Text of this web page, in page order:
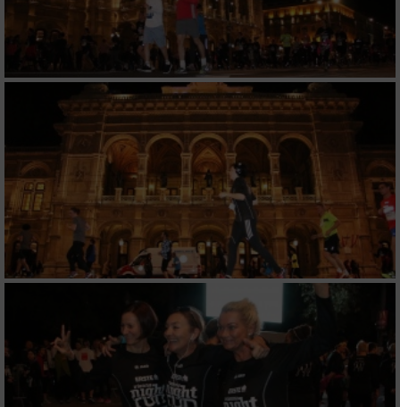
Analyse von Zielgruppen durch Statistiken
oder Kombinationen von Daten aus
verschiedenen Quellen
Entwicklung und Verbesserung der Angebote
Verwendung reduzierter Daten zur Auswahl
von Inhalten
IAB-Besonderheiten:
Verwendung genauer Standortdaten
Geräte anhand von aktiv angeforderten
Informationen identifizieren
Nicht-IAB-Verarbeitungszwecke:
Notwendig
Performance